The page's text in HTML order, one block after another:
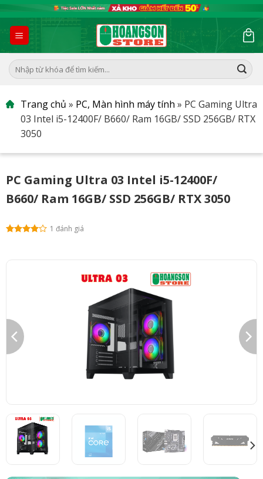
to
content
Tìm
kiếm:
Trang chủ » PC, Màn hình máy tính » PC Gaming Ultra
03 Intel i5-12400F/ B660/ Ram 16GB/ SSD 256GB/ RTX
3050
PC Gaming Ultra 03 Intel i5-12400F/
B660/ Ram 16GB/ SSD 256GB/ RTX 3050
1 đánh giá